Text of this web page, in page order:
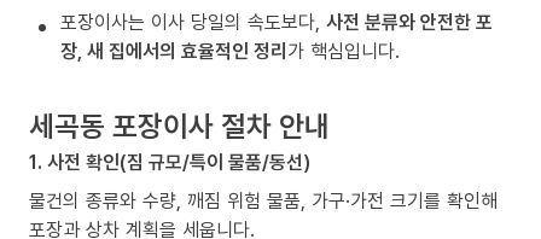
포장이사는 이사 당일의 속도보다, 사전 분류와 안전한 포
장, 새 집에서의 효율적인 정리가 핵심입니다.
세곡동 포장이사 절차 안내
1. 사전 확인(짐 규모/특이 물품/동선)
물건의 종류와 수량, 깨짐 위험 물품, 가구·가전 크기를 확인해
포장과 상차 계획을 세웁니다.